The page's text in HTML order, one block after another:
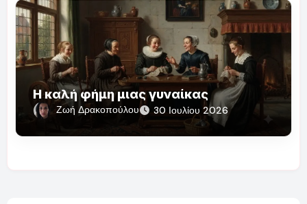
Η καλή φήμη μιας γυναίκας
Ζωή Δρακοπούλου 30 Ιουλίου 2026